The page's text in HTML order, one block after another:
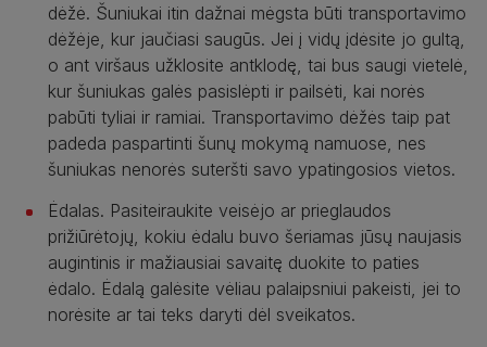
dėžė. Šuniukai itin dažnai mėgsta būti transportavimo
dėžėje, kur jaučiasi saugūs. Jei į vidų įdėsite jo gultą,
o ant viršaus užklosite antklodę, tai bus saugi vietelė,
kur šuniukas galės pasislėpti ir pailsėti, kai norės
pabūti tyliai ir ramiai. Transportavimo dėžės taip pat
padeda paspartinti šunų mokymą namuose, nes
šuniukas nenorės suteršti savo ypatingosios vietos.
Ėdalas. Pasiteiraukite veisėjo ar prieglaudos
prižiūrėtojų, kokiu ėdalu buvo šeriamas jūsų naujasis
augintinis ir mažiausiai savaitę duokite to paties
ėdalo. Ėdalą galėsite vėliau palaipsniui pakeisti, jei to
norėsite ar tai teks daryti dėl sveikatos.